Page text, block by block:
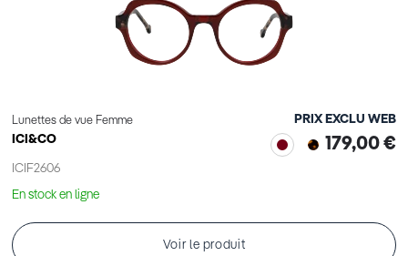
Lunettes de vue Femme
ICI&CO
ICIF2606
PRIX EXCLU WEB
179,00 €
En stock en ligne
Voir le produit